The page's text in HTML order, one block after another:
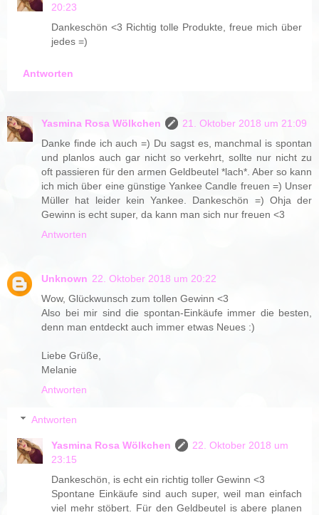
20:23
Dankeschön <3 Richtig tolle Produkte, freue mich über
jedes =)
Antworten
Yasmina Rosa Wölkchen
21. Oktober 2018 um 21:09
Danke finde ich auch =) Du sagst es, manchmal is spontan
und planlos auch gar nicht so verkehrt, sollte nur nicht zu
oft passieren für den armen Geldbeutel *lach*. Aber so kann
ich mich über eine günstige Yankee Candle freuen =) Unser
Müller hat leider kein Yankee. Dankeschön =) Ohja der
Gewinn is echt super, da kann man sich nur freuen <3
Antworten
Unknown 22. Oktober 2018 um 20:22
Wow, Glückwunsch zum tollen Gewinn <3
Also bei mir sind die spontan-Einkäufe immer die besten,
denn man entdeckt auch immer etwas Neues :)
Liebe Grüße,
Melanie
Antworten
Antworten
Yasmina Rosa Wölkchen
22. Oktober 2018 um
23:15
Dankeschön, is echt ein richtig toller Gewinn <3
Spontane Einkäufe sind auch super, weil man einfach
viel mehr stöbert. Für den Geldbeutel is abere planen